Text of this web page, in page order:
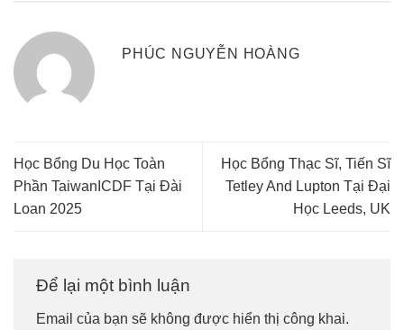
PHÚC NGUYỄN HOÀNG
Học Bổng Du Học Toàn
Phần TaiwanICDF Tại Đài
Loan 2025
Học Bổng Thạc Sĩ, Tiến Sĩ
Tetley And Lupton Tại Đại
Học Leeds, UK
Để lại một bình luận
Email của bạn sẽ không được hiển thị công khai.